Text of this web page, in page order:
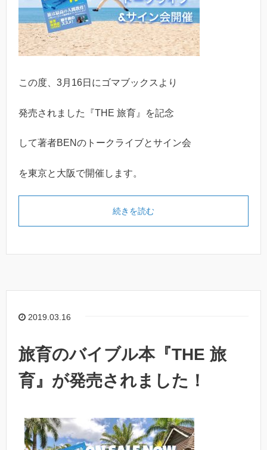
この度、3月16日にゴマブックスより
発売されました『THE 旅育』を記念
して著者BENのトークライブとサイン会
を東京と大阪で開催します。
続きを読む
2019.03.16
旅育のバイブル本『THE 旅
育』が発売されました！